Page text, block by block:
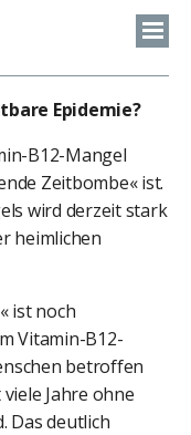
Epidemie?
B12-Mangel
Zeitbombe« ist.
wird derzeit stark
heimlichen
ist noch
Vitamin-B12-
betroffen
Jahre ohne
Das deutlich